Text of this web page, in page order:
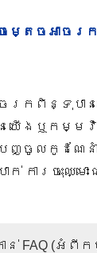
ចម្តេចអាចរ
រកពិន្ទុបាន
យើងឬកម្មវិ
បញ្ចូលកូដណែ
ក់ ការចុះឈ្មោ
ាន់​ FAQ (អំ